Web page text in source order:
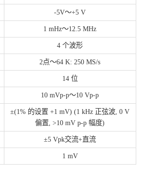
-5V～+5 V
1 mHz～12.5 MHz
4 个波形
2点～64 K: 250 MS/s
14 位
10 mVp-p～10 Vp-p
±(1% 的设置 +1 mV) (1 kHz 正弦波, 0 V
偏置, >10 mV p-p 幅度)
±5 Vpk交流+直流
1 mV